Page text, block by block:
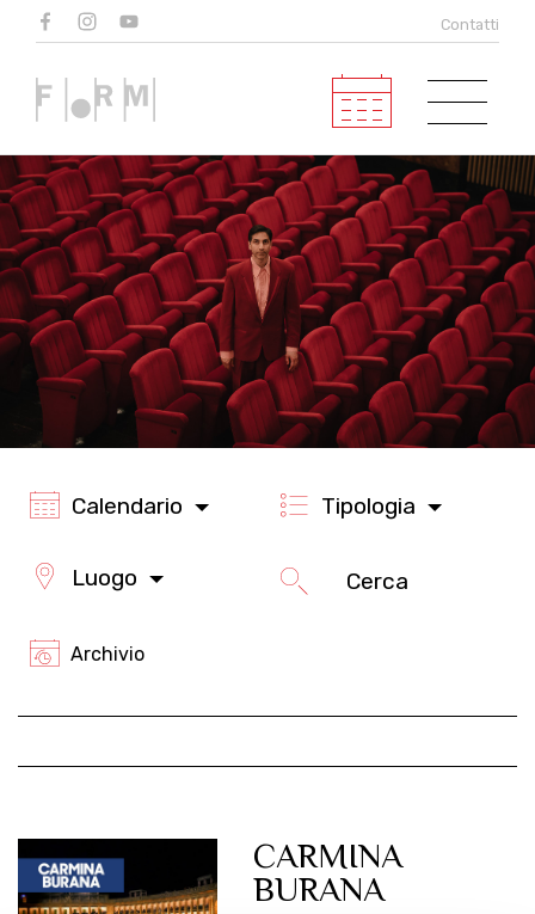
Contatti
Eventi
in programma
Calendario Tipologia
Luogo
Archivio
CARMINA
BURANA